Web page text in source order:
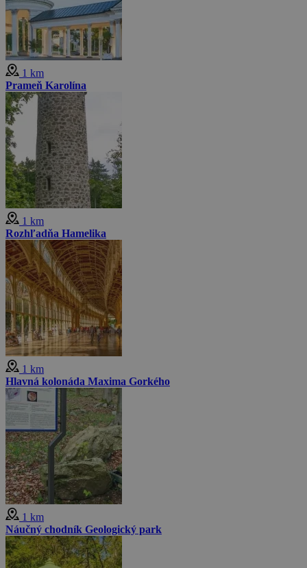
1 km
Prameň Karolína
1 km
Rozhľadňa Hamelika
1 km
Hlavná kolonáda Maxima Gorkého
1 km
Náučný chodník Geologický park